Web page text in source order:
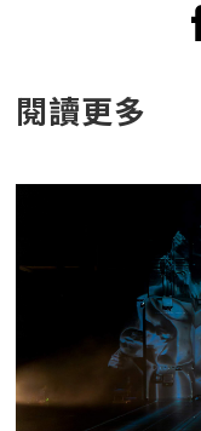
閱讀更多